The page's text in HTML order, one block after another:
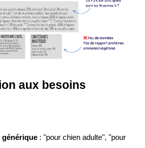
aux besoins
générique : "pour chien adulte", "pour